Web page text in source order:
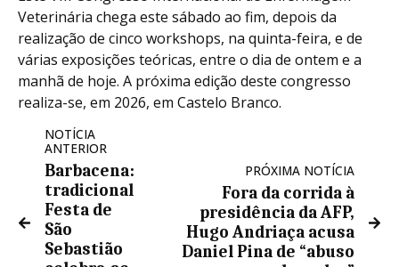
Veterinária chega este sábado ao fim, depois da
realização de cinco workshops, na quinta-feira, e de
várias exposições teóricas, entre o dia de ontem e a
manhã de hoje. A próxima edição deste congresso
realiza-se, em 2026, em Castelo Branco.
NOTÍCIA
ANTERIOR
Barbacena:
tradicional
Festa de
São
Sebastião
PRÓXIMA NOTÍCIA
Fora da corrida à
presidência da AFP,
Hugo Andriaça acusa
Daniel Pina de “abuso